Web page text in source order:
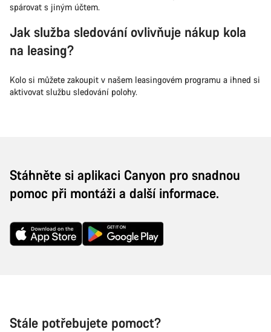
spárovat s jiným účtem.
Jak služba sledování ovlivňuje nákup kola
na leasing?
Kolo si můžete zakoupit v našem leasingovém programu a ihned si
aktivovat službu sledování polohy.
Stáhněte si aplikaci Canyon pro snadnou
pomoc při montáži a další informace.
Stále potřebujete pomoct?